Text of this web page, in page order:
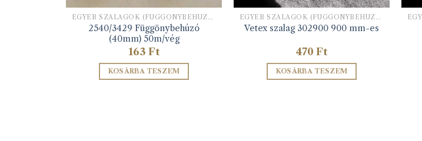
EGYÉB SZALAGOK (FÜGGÖNYBEHÚZÓ, HÍMZŐ ALAPSZALAG, STB)
2540/3429 Függönybehúzó
(40mm) 50m/vég
163 Ft
KOSÁRBA TESZEM
EGYÉB SZALAGOK (FÜGGÖNYBEHÚZÓ, HÍMZŐ ALAPSZALAG, STB)
Vetex szalag 302900 900 mm-es
470 Ft
KOSÁRBA TESZEM